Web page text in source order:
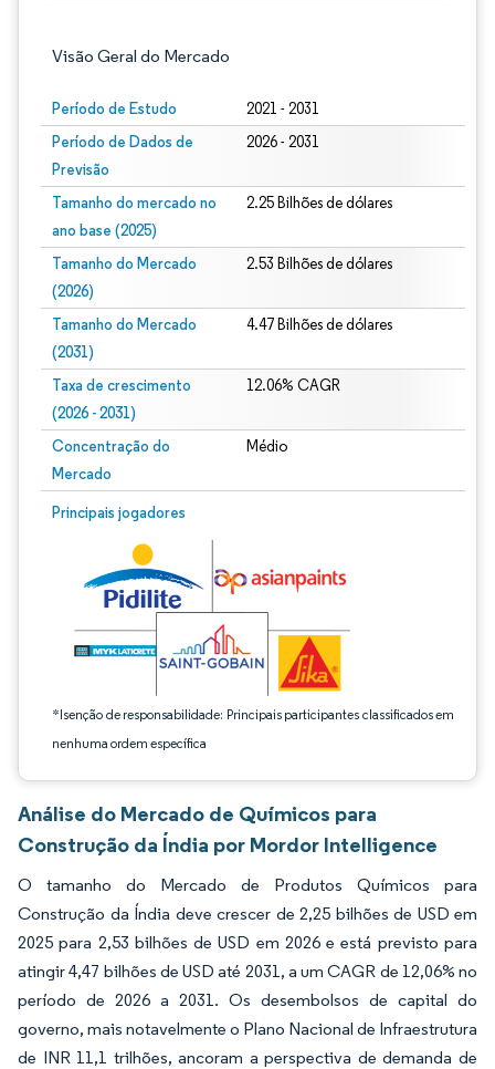
Visão Geral do Mercado
Período de Estudo 2021 - 2031
Período de Dados de
Previsão
2026 - 2031
Tamanho do mercado no
ano base (2025)
2.25 Bilhões de dólares
Tamanho do Mercado
(2026)
2.53 Bilhões de dólares
Tamanho do Mercado
(2031)
4.47 Bilhões de dólares
Taxa de crescimento
(2026 - 2031)
12.06% CAGR
Concentração do
Mercado
Médio
Principais jogadores
*Isenção de responsabilidade: Principais participantes classificados em
nenhuma ordem específica
Imagem © Mordor Intelligence. O reuso requer atribuição conforme CC BY 4.0.
Análise do Mercado de Químicos para
Construção da Índia por Mordor Intelligence
O tamanho do Mercado de Produtos Químicos para
Construção da Índia deve crescer de 2,25 bilhões de USD em
2025 para 2,53 bilhões de USD em 2026 e está previsto para
atingir 4,47 bilhões de USD até 2031, a um CAGR de 12,06% no
período de 2026 a 2031. Os desembolsos de capital do
governo, mais notavelmente o Plano Nacional de Infraestrutura
de INR 11,1 trilhões, ancoram a perspectiva de demanda de